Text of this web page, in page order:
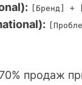
[Бренд] +
продаж